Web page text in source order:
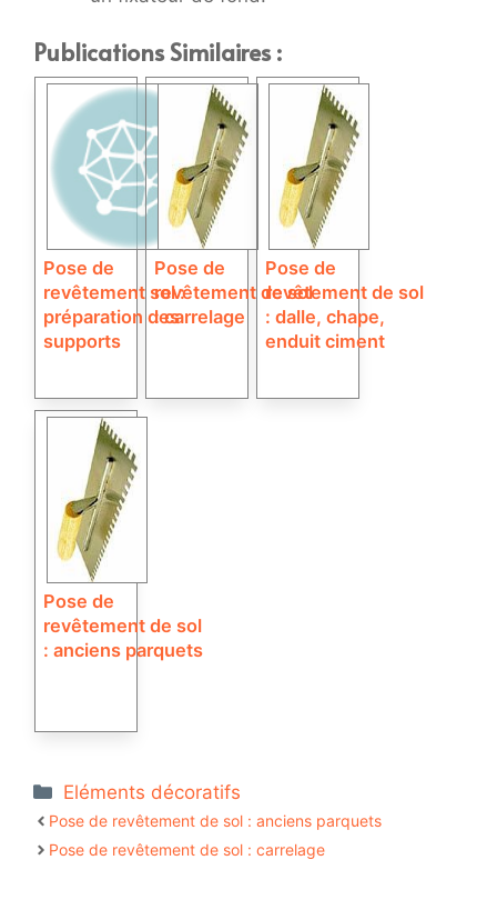
Publications Similaires :
Pose de
revêtement sol :
préparation des
supports
Pose de
revêtement de sol
: carrelage
Pose de
revêtement de sol
: dalle, chape,
enduit ciment
Pose de
revêtement de sol
: anciens parquets
Catégories
Eléments décoratifs
Pose de revêtement de sol : anciens parquets
Pose de revêtement de sol : carrelage